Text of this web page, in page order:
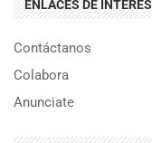
ENLACES DE INTERES
Contáctanos
Colabora
Anunciate